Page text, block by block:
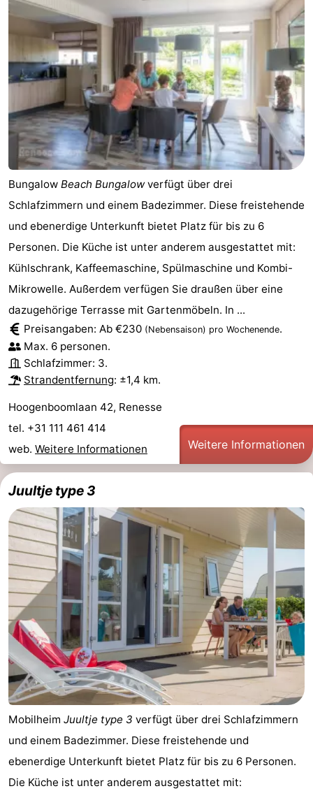
Bungalow Beach Bungalowverfügt über drei
Schlafzimmern und einem Badezimmer. Diese freistehende
und ebenerdige Unterkunft bietet Platz für bis zu 6
Personen. Die Küche ist unter anderem ausgestattet mit:
Kühlschrank, Kaffeemaschine, Spülmaschine und Kombi-
Mikrowelle. Außerdem verfügen Sie draußen über eine
dazugehörige Terrasse mit Gartenmöbeln. In ...
Preisangaben: Ab €230 (Nebensaison) pro Wochenende.
Max. 6 personen.
Schlafzimmer: 3.
Strandentfernung: ±1,4 km.
Hoogenboomlaan 42, Renesse
tel. +31 111 461 414
web. Weitere Informationen Weitere Informationen
Juultje type 3
Mobilheim Juultje type 3 verfügt über drei Schlafzimmern
und einem Badezimmer. Diese freistehende und
ebenerdige Unterkunft bietet Platz für bis zu 6 Personen.
Die Küche ist unter anderem ausgestattet mit: